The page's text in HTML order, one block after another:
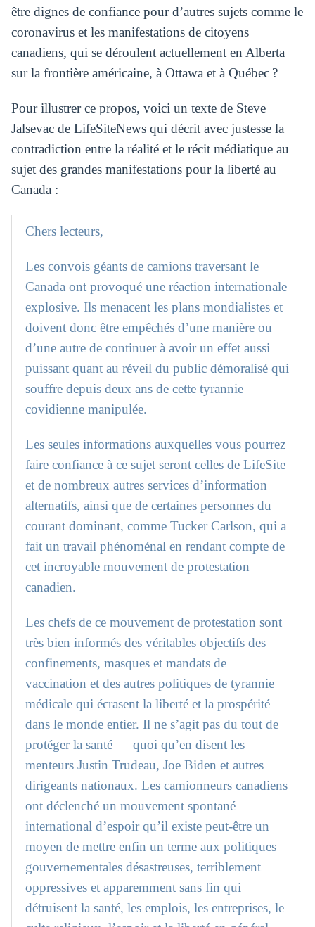
être dignes de confiance pour d’autres sujets comme le
coronavirus et les manifestations de citoyens
canadiens, qui se déroulent actuellement en Alberta
sur la frontière américaine, à Ottawa et à Québec ?
Pour illustrer ce propos, voici un texte de Steve
Jalsevac de LifeSiteNews qui décrit avec justesse la
contradiction entre la réalité et le récit médiatique au
sujet des grandes manifestations pour la liberté au
Canada :
Chers lecteurs,
Les convois géants de camions traversant le
Canada ont provoqué une réaction internationale
explosive. Ils menacent les plans mondialistes et
doivent donc être empêchés d’une manière ou
d’une autre de continuer à avoir un effet aussi
puissant quant au réveil du public démoralisé qui
souffre depuis deux ans de cette tyrannie
covidienne manipulée.
Les seules informations auxquelles vous pourrez
faire confiance à ce sujet seront celles de LifeSite
et de nombreux autres services d’information
alternatifs, ainsi que de certaines personnes du
courant dominant, comme Tucker Carlson, qui a
fait un travail phénoménal en rendant compte de
cet incroyable mouvement de protestation
canadien.
Les chefs de ce mouvement de protestation sont
très bien informés des véritables objectifs des
confinements, masques et mandats de
vaccination et des autres politiques de tyrannie
médicale qui écrasent la liberté et la prospérité
dans le monde entier. Il ne s’agit pas du tout de
protéger la santé — quoi qu’en disent les
menteurs Justin Trudeau, Joe Biden et autres
dirigeants nationaux. Les camionneurs canadiens
ont déclenché un mouvement spontané
international d’espoir qu’il existe peut-être un
moyen de mettre enfin un terme aux politiques
gouvernementales désastreuses, terriblement
oppressives et apparemment sans fin qui
détruisent la santé, les emplois, les entreprises, le